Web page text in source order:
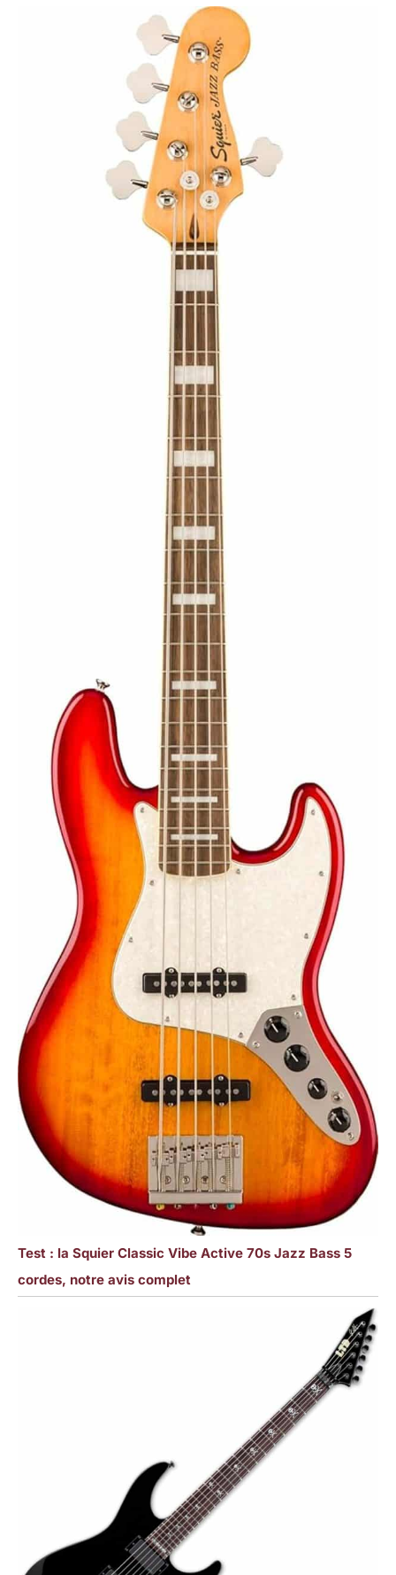
Test : la Squier Classic Vibe Active 70s Jazz Bass 5
cordes, notre avis complet